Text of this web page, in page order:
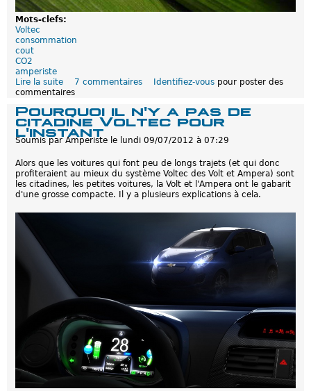
Mots-clefs:
Voltec
consommation
cout
CO2
amperiste
Lire la suite
e
e
s
é
c
n
o
m
i
e
n
é
e
7 commentaires Identifiez-vous pour poster des
commentaires
Pourquoi il n'y a pas de
citadine Voltec pour
l'instant
Soumis par Amperiste le lundi 09/07/2012 à 07:29
Alors que les voitures qui font peu de longs trajets (et qui donc
profiteraient au mieux du système Voltec des Volt et Ampera) sont
les citadines, les petites voitures, la Volt et l'Ampera ont le gabarit
d'une grosse compacte. Il y a plusieurs explications à cela.